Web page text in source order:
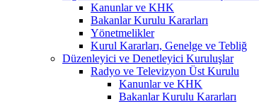
Kanunlar ve KHK
Bakanlar Kurulu Kararları
Yönetmelikler
Kurul Kararları, Genelge ve Tebliğ
Düzenleyici ve Denetleyici Kuruluşlar
Radyo ve Televizyon Üst Kurulu
Kanunlar ve KHK
Bakanlar Kurulu Kararları